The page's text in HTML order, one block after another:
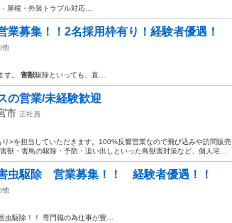
屋根・外装トラブル対応…
募集！！2名採用枠有り！経験者優遇！
他
す。 害獣駆除といっても、直…
の営業/未経験歓迎
市 正社員
>を担当していただきます。100%反響営業なので飛び込みや訪問販売
獣・害鳥の駆除・予防・追い出しといった鳥獣害対策など、個人宅...
虫駆除 営業募集！！ 経験者優遇！！
他
虫駆除！！ 専門職の為仕事が豊…